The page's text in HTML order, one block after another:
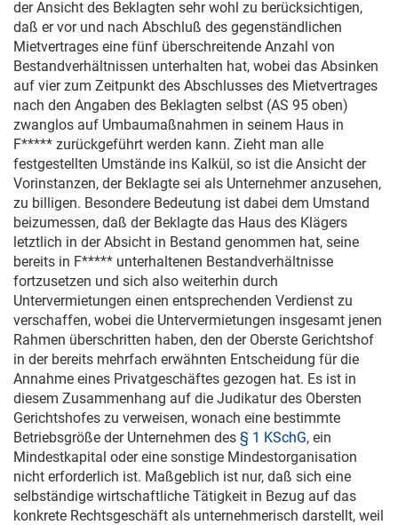
der Ansicht des Beklagten sehr wohl zu berücksichtigen,
daß er vor und nach Abschluß des gegenständlichen
Mietvertrages eine fünf überschreitende Anzahl von
Bestandverhältnissen unterhalten hat, wobei das Absinken
auf vier zum Zeitpunkt des Abschlusses des Mietvertrages
nach den Angaben des Beklagten selbst (AS 95 oben)
zwanglos auf Umbaumaßnahmen in seinem Haus in
F***** zurückgeführt werden kann. Zieht man alle
festgestellten Umstände ins Kalkül, so ist die Ansicht der
Vorinstanzen, der Beklagte sei als Unternehmer anzusehen,
zu billigen. Besondere Bedeutung ist dabei dem Umstand
beizumessen, daß der Beklagte das Haus des Klägers
letztlich in der Absicht in Bestand genommen hat, seine
bereits in F***** unterhaltenen Bestandverhältnisse
fortzusetzen und sich also weiterhin durch
Untervermietungen einen entsprechenden Verdienst zu
verschaffen, wobei die Untervermietungen insgesamt jenen
Rahmen überschritten haben, den der Oberste Gerichtshof
in der bereits mehrfach erwähnten Entscheidung für die
Annahme eines Privatgeschäftes gezogen hat. Es ist in
diesem Zusammenhang auf die Judikatur des Obersten
Gerichtshofes zu verweisen, wonach eine bestimmte
Betriebsgröße der Unternehmen des § 1 KSchG, ein
Mindestkapital oder eine sonstige Mindestorganisation
nicht erforderlich ist. Maßgeblich ist nur, daß sich eine
selbständige wirtschaftliche Tätigkeit in Bezug auf das
konkrete Rechtsgeschäft als unternehmerisch darstellt, weil